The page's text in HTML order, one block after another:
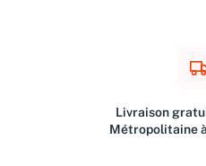
Livraison
Métropolitaine